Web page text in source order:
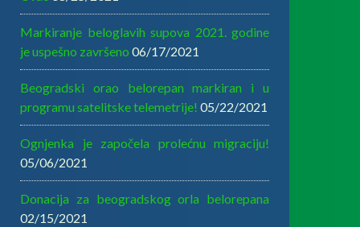
Markiranje beloglavih supova 2021. godine
je uspešno završeno 06/17/2021
Beogradski orao belorepan markiran i u
programu satelitske telemetrije! 05/22/2021
Ognjenka je započela prolećnu migraciju!
05/06/2021
Donacija za beogradskog orla belorepana
02/15/2021